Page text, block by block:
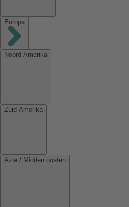
Europa
Noord-Amerika
Zuid-Amerika
Azië / Midden oosten